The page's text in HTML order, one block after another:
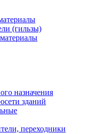
(гильзы)
назначения
зданий
переходники